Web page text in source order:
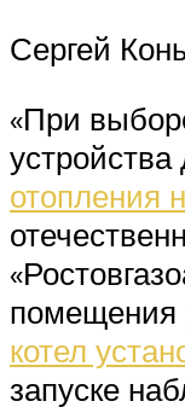
Сергей
«При
устройства
отопления
помещения
котел
запуске